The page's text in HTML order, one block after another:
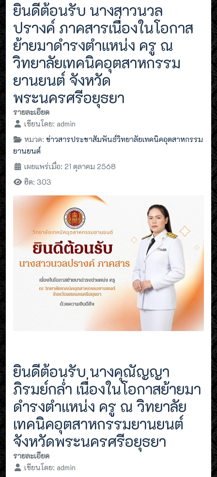
ยินดีต้อนรับ นางสาวนวล
ปรางค์ ภาคสารเนื่องในโอกาส
ย้ายมาดำรงตำแหน่ง ครู ณ
วิทยาลัยเทคนิคอุตสาหกรรม
ยานยนต์ จังหวัด
พระนครศรีอยุธยา
รายละเอียด
เขียนโดย: admin
หมวด: ข่าวสารประชาสัมพันธ์วิทยาลัยเทคนิคอุตสาหกรรม
ยานยนต์
เผยแพร่เมื่อ: 21 ตุลาคม 2568
ฮิต: 303
ยินดีต้อนรับ นางคุณัญญา
ภิรมย์กล่ำ เนื่องในโอกาสย้ายมา
ดำรงตำแหน่ง ครู ณ วิทยาลัย
เทคนิคอุตสาหกรรมยานยนต์
จังหวัดพระนครศรีอยุธยา
รายละเอียด
เขียนโดย: admin